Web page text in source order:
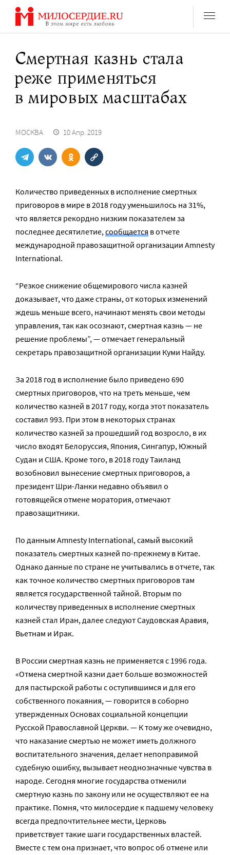
Перейти
содержанию
Смертная казнь стала
реже применяться
в мировых масштабах
МОСКВА 10 Апр. 2019
Количество приведенных в исполнение смертных
приговоров в мире в 2018 году уменьшилось на 31%,
что является рекордно низким показателем за
последнее десятилетие,сообщается в отчете
международной правозащитной организации Amnesty
International.
“Резкое снижение общемирового числа казней
доказывает, что даже страны, от которых изменений
ждешь меньше всего, начинают менять свои методы
управления, так как осознают, смертная казнь — не
решение проблемы”, — отмечает генеральный
секретарь правозащитной организации Куми Найду.
За 2018 год в исполнение было приведено 690
смертных приговоров, что на треть меньше, чем
количество казней в 2017 году, когда этот показатель
составил 993. При этом в некоторых странах
количество казней за прошедший год возросло, в их
число входят Белоруссия, Япония, Сингапур, Южный
Судан и США. Кроме того, в 2018 году Таиланд
возобновил вынесение смертных приговоров, а
президент Шри-Ланки недавно объявил о
готовящейся отмене моратория, отмечают
правозащитники.
По данным Amnesty International, самый высокий
показатель смертных казней по-прежнему в Китае.
Однако данные по стране не учитывались в отчете, так
как точное количество смертных приговоров там
является государственной тайной. Вторым по
количеству приведенных в исполнение смертных
казней стал Иран, далее следуют Саудовская Аравия,
Вьетнам и Ирак.
В России смертная казнь не применяется с 1996 года.
«Отмена смертной казни дает больше возможностей
для пастырской работы с оступившимся и для его
собственного покаяния, — говорится в соборно
утвержденных Основах социальной концепции
Русской Православной Церкви. — К тому же очевидно,
что наказание смертью не может иметь должного
воспитательного значения, делает непоправимой
судебную ошибку, вызывает неоднозначные чувства в
народе. Сегодня многие государства отменили
смертную казнь по закону или не осуществляют ее на
практике. Помня, что милосердие к падшему человеку
всегда предпочтительнее мести, Церковь
приветствует такие шаги государственных властей.
Вместе с тем она признает, что вопрос об отмене или